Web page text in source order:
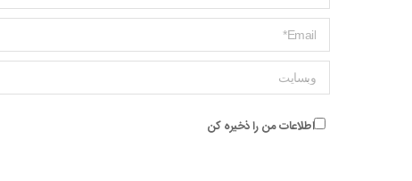
ایمیل *
وبسایت
اطلاعات من را ذخیره کن